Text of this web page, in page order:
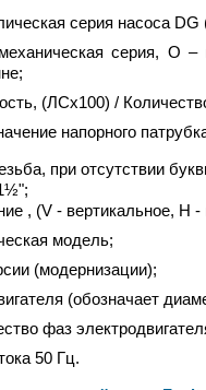
серия насоса
серия, О –
(ЛСх100) /
напорного
при отсутствии
- вертикальное, Н -
модель;
(модернизации);
(обозначает
фаз
50 Гц.